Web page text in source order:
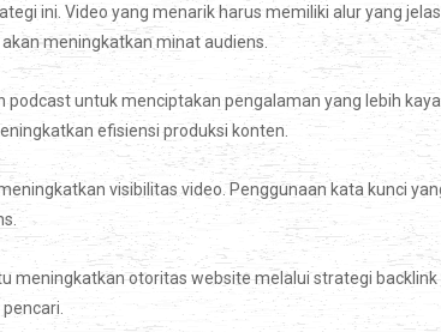
ini. Video yang menarik harus memiliki alur yang
meningkatkan minat audiens.
untuk menciptakan pengalaman yang lebih
efisiensi produksi konten.
visibilitas video. Penggunaan kata kunci
meningkatkan otoritas website melalui strategi